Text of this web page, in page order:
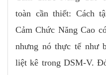
toàn cần thiết: Cách
Cảm Chức Năng Cao
nhưng nó thực tế như
liệt kê trong DSM-V.